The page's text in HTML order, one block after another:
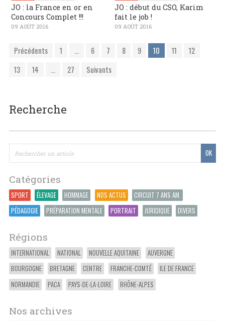
JO : la France en or en
Concours Complet !!!
09 AOÛT 2016
JO : début du CSO, Karim
fait le job !
09 AOÛT 2016
Précédents 1 ... 6 7 8 9 10 11
12
13
14 ... 27 Suivants
Recherche
Catégories
SPORT ÉLEVAGE HOMMAGE NOS ACTUS
CIRCUIT 7 ANS AM.
PÉDAGOGIE
PRÉPARATION MENTALE PORTRAIT JURIDIQUE DIVERS
Régions
INTERNATIONAL NATIONAL NOUVELLE AQUITAINE
AUVERGNE
BOURGOGNE
BRETAGNE CENTRE FRANCHE-COMTÉ
ILE DE FRANCE
NORMANDIE
PACA PAYS-DE-LA-LOIRE RHÔNE-ALPES
Nos archives